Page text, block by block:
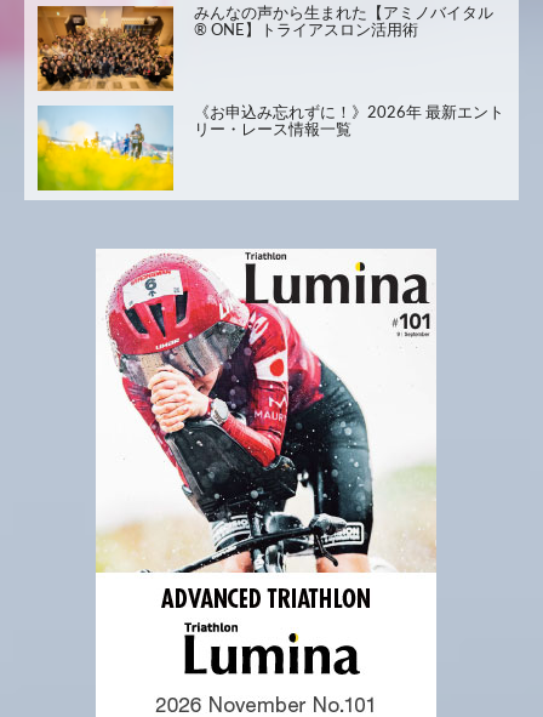
みんなの声から生まれた【アミノバイタル
® ONE】トライアスロン活用術
《お申込み忘れずに！》2026年 最新エント
リー・レース情報一覧